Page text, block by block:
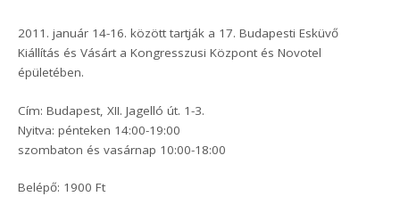
2011. január 14-16. között tartják a 17. Budapesti Esküvő
Kiállítás és Vásárt a Kongresszusi Központ és Novotel
épületében.
Cím: Budapest, XII. Jagelló út. 1-3.
Nyitva: pénteken 14:00-19:00
szombaton és vasárnap 10:00-18:00
Belépő: 1900 Ft